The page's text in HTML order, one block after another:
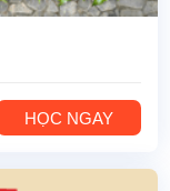
HỌC NGAY